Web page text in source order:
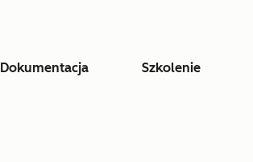
Dokumentacja Szkolenie